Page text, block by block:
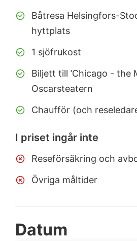
Båtresa Helsingfors-
hyttplats
1 sjöfrukost
Biljett till ’Chicago - the
Oscarsteatern
Chaufför (och
I priset ingår inte
Reseförsäkring och
Övriga måltider
Datum